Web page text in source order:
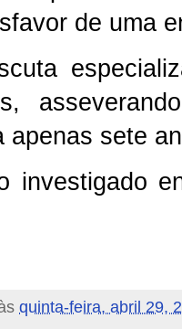
de uma
apenas sete
investigado
quinta-feira, abril 29,